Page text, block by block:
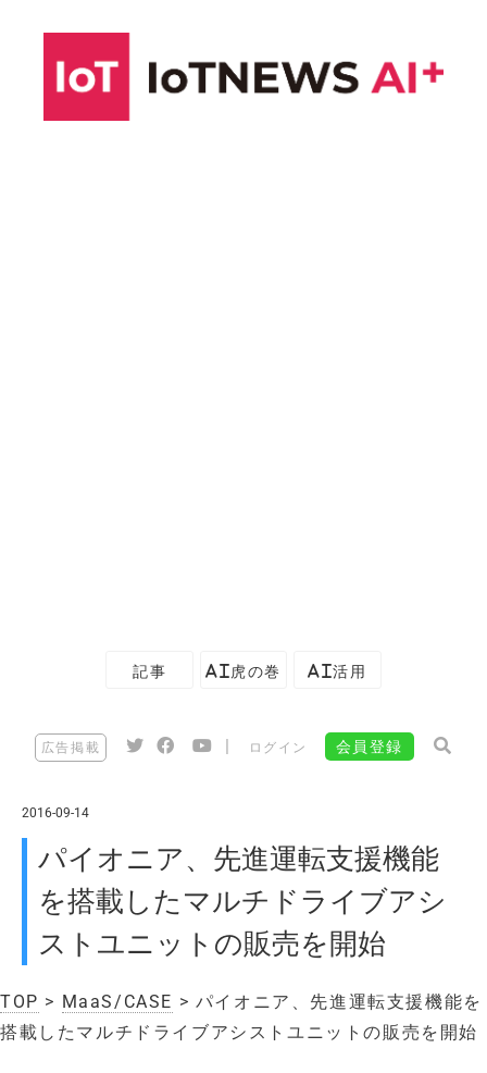
記事 AI虎の巻 AI活用
広告掲載 ログイン 会員登録
2016-09-14
パイオニア、先進運転支援機能
を搭載したマルチドライブアシ
ストユニットの販売を開始
TOP > MaaS/CASE > パイオニア、先進運転支援機能を
搭載したマルチドライブアシストユニットの販売を開始